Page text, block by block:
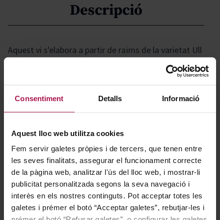
Consentiment Detalls Informació
Aquest lloc web utilitza cookies
Fem servir galetes pròpies i de tercers, que tenen entre
les seves finalitats, assegurar el funcionament correcte
de la pàgina web, analitzar l'ús del lloc web, i mostrar-li
publicitat personalitzada segons la seva navegació i
interès en els nostres continguts. Pot acceptar totes les
galetes i prémer el botó “Acceptar galetes”, rebutjar-les i
Descripció
Aquest vi s'elabora a partir de raïms de la varietat Ull
de Llebre, originaris de la Rioja Alta, provinents de
vinyes de baix rendiment. Sobresurten les seves aromes
cosa que dóna lloc a un vi ampli, complex i de textura
Gastronomía
Un excel·lent acompanyant per a arrossos, pastes amb
salses, carns a la graella i espatlla de xai.